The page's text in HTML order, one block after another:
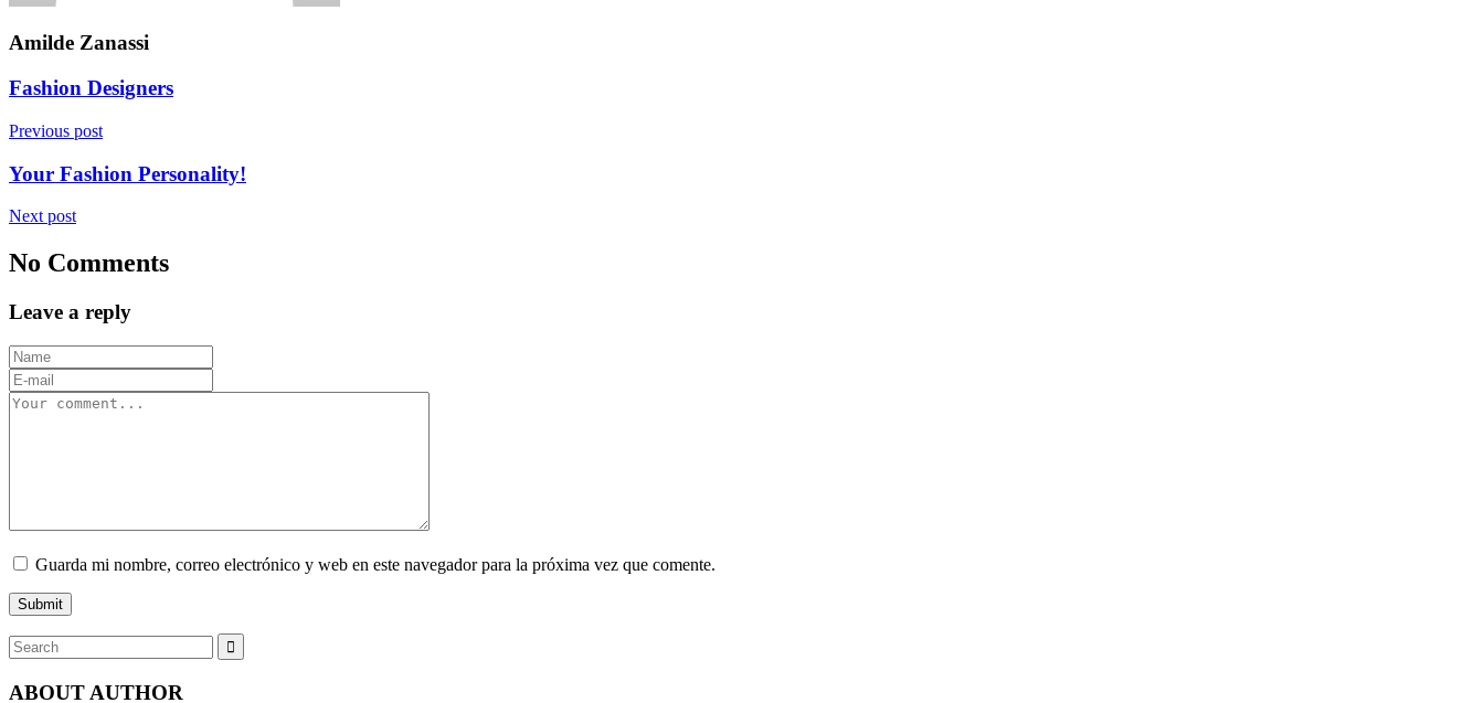
Amilde Zanassi
Fashion Designers
Previous post
Your Fashion Personality!
Next post
No Comments
Leave a reply
Guarda mi nombre, correo electrónico y web en este navegador para la próxima vez que comente.
ABOUT AUTHOR